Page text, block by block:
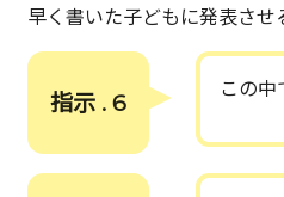
早く書いた子どもに発表させ
指示 . 6 この中